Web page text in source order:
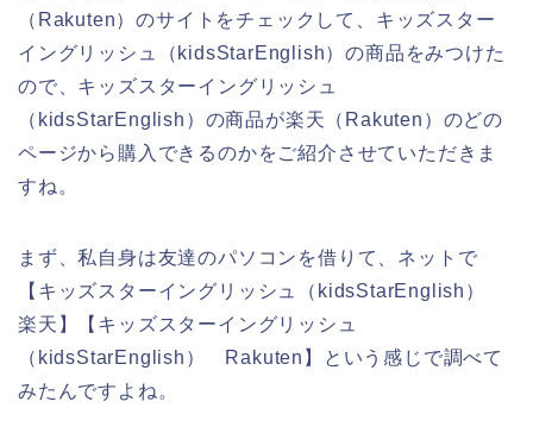
（Rakuten）のサイトをチェックして、キッズスター
イングリッシュ（kidsStarEnglish）の商品をみつけた
ので、キッズスターイングリッシュ
（kidsStarEnglish）の商品が楽天（Rakuten）のどの
ページから購入できるのかをご紹介させていただきま
すね。
まず、私自身は友達のパソコンを借りて、ネットで
【キッズスターイングリッシュ（kidsStarEnglish）
楽天】【キッズスターイングリッシュ
（kidsStarEnglish） Rakuten】という感じで調べて
みたんですよね。